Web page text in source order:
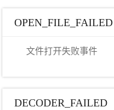
OPEN_FILE_FAILED
文件打开失败事件
DECODER_FAILED